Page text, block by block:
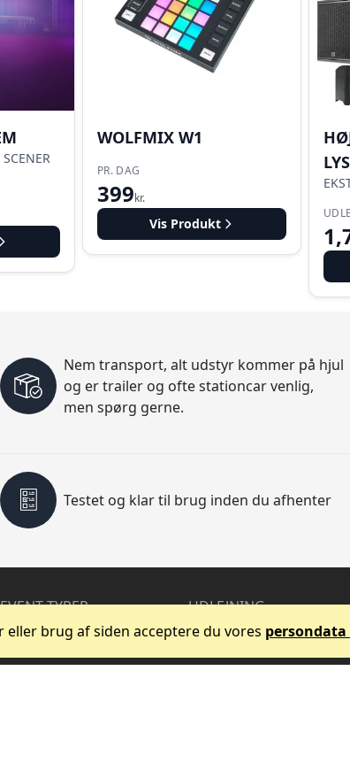
WOLFMIX W1
PR. DAG
399kr.
Vis Produkt
LYS
Nem transport, alt udstyr kommer på hjul
og er trailer og ofte stationcar venlig,
men spørg gerne.
Testet og klar til brug inden du afhenter
EVENT TYPER
Koncert og PA
Bryllup
UDLEJNING
Lyd og Højtaler
Event Tilbehør
brug af siden acceptere du vores